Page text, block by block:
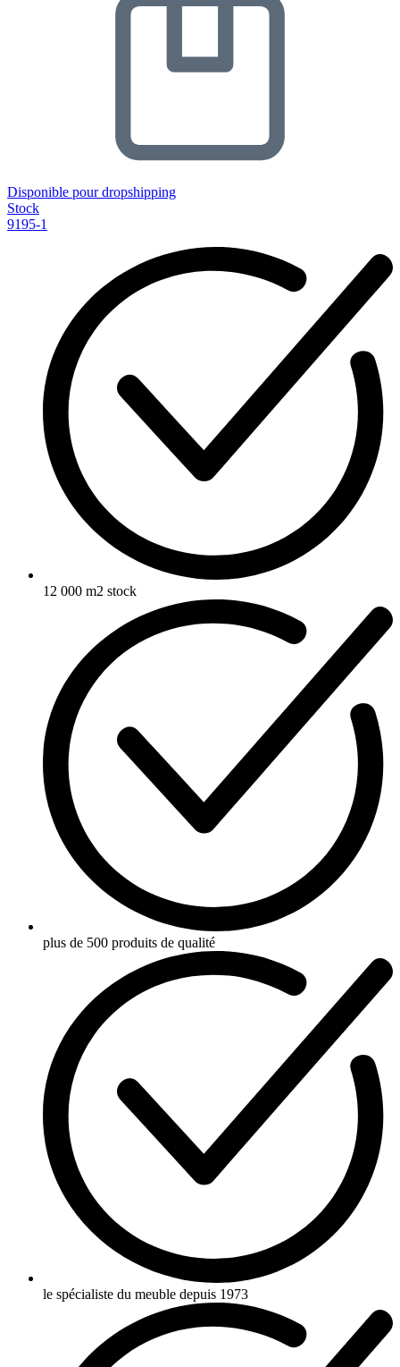
Disponible pour dropshipping
Stock
9195-1
12 000 m2 stock
plus de 500 produits de qualité
le spécialiste du meuble depuis 1973